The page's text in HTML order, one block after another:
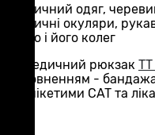
тактичний одяг,
тактичні окуляри,
нього і його колег
та медичний рюкзак
наповненням -
турнікетими CAT та